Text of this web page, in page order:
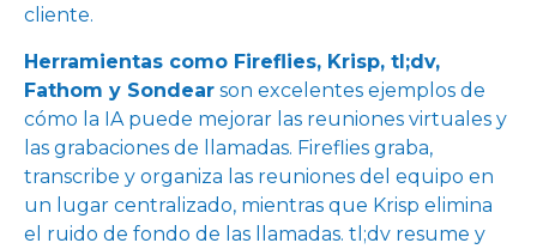
cliente.
Herramientas como Fireflies, Krisp, tl;dv,
Fathom y Sondear son excelentes ejemplos de
cómo la IA puede mejorar las reuniones virtuales y
las grabaciones de llamadas. Fireflies graba,
transcribe y organiza las reuniones del equipo en
un lugar centralizado, mientras que Krisp elimina
el ruido de fondo de las llamadas. tl;dv resume y